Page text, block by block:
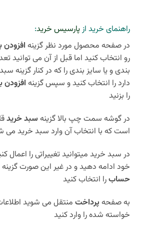
راهنمای خرید ازپارسیس خرید:
در صفحه محصول مورد نظر گزینه
رو انتخاب کنید اما قبل از آن می توانید
بندی و یا سایز بندی را که در کنار گزینه
دارد را انتخاب کنید و سپس گزینه
را بزنید
در گوشه سمت چپ بالا گزینه سبد خرید
است که با انتخاب آن وارد سبد خرید می
در سبد خرید میتوانید تغییراتی را اعمال
خود ادامه دهید و در غیر این صورت گزینه
حسابرا انتخاب کنید
به صفحه پرداختمنتقل می شوید
خواسته شده را وارد کنید